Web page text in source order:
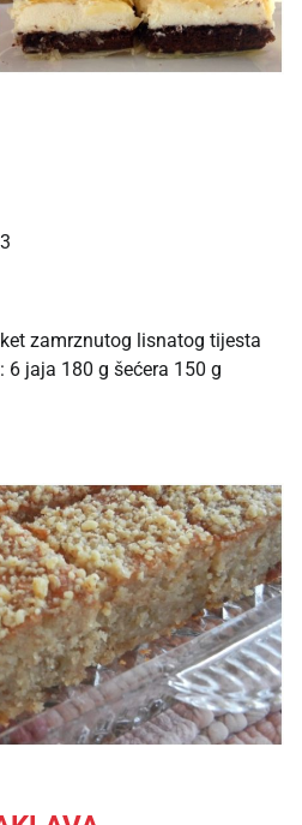
zamrznutog lisnatog tijesta
6 jaja 180 g šećera 150 g